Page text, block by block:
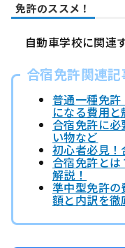
免許のススメ！
自動車学校に関連
合宿免許関連記
普通一種免
になる費用と
合宿免許に
い物など
初心者必見！
合宿免許と
解説！
準中型免許
額と内訳を徹